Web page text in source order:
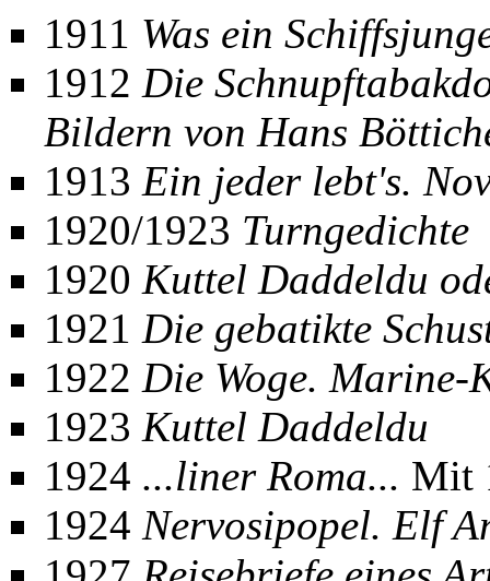
1911 Was ein
1912 Die
Bildern von Hans
1913 Ein jeder lebt's.
1920/1923 Turngedichte
1920 Kuttel Daddeldu
1921 Die gebatikte
1922 Die Woge. Marine-
1923 Kuttel Daddeldu
1924 ...liner Roma... Mit
1924 Nervosipopel. Elf